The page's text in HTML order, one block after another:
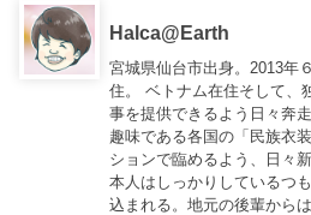
Halca@Earth
宮城県仙台市出身。2013年
住。 ベトナム在住そして、
事を提供できるよう日々奔
趣味である各国の「民族衣
ションで臨めるよう、日々
本人はしっかりしているつ
込まれる。地元の後輩から